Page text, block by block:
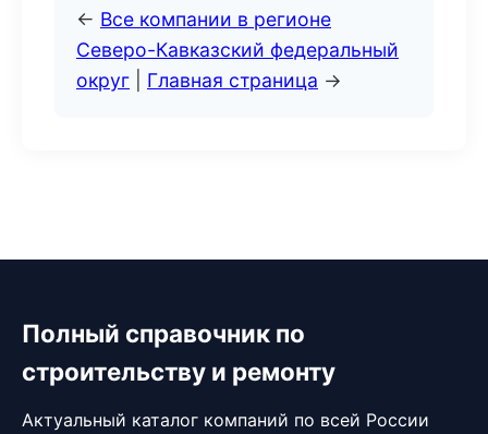
← Все компании в регионе
Северо-Кавказский федеральный
округ
Главная страница →
Полный справочник по
строительству и ремонту
Актуальный каталог компаний по всей России